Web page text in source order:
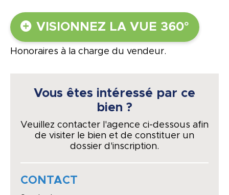
VISIONNEZ LA VUE 360°
Honoraires à la charge du vendeur.
Vous êtes intéressé par ce
bien ?
Veuillez contacter l'agence ci-dessous afin
de visiter le bien et de constituer un
dossier d'inscription.
CONTACT